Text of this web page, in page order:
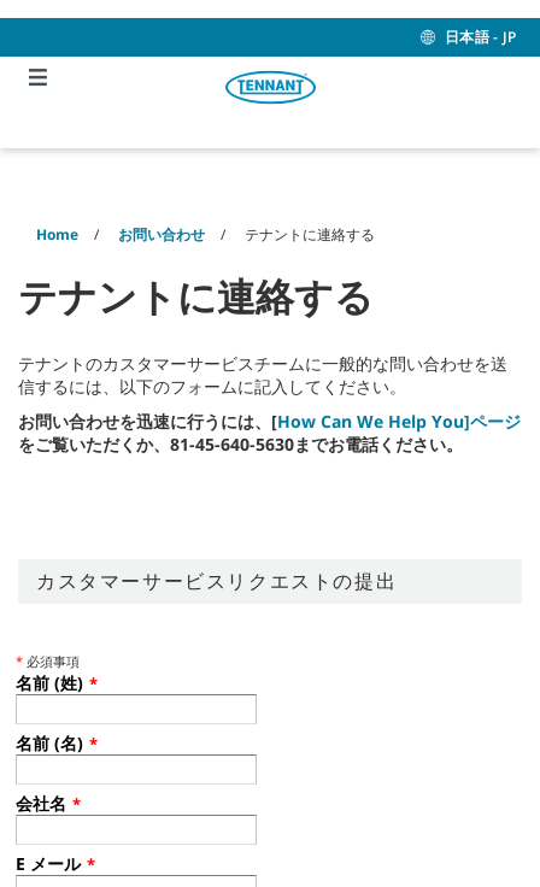
content
navigation
menu
日本語 - JP
Home お問い合わせ テナントに連絡する
テナントに連絡する
テナントのカスタマーサービスチームに一般的な問い合わせを送
信するには、以下のフォームに記入してください。
お問い合わせを迅速に行うには、 [How Can We Help You]ページ
をご覧いただくか、81-45-640-5630までお電話ください。
カスタマーサービスリクエストの提出
* 必須事項
名前 (姓) *
名前 (名) *
会社名 *
E メール *